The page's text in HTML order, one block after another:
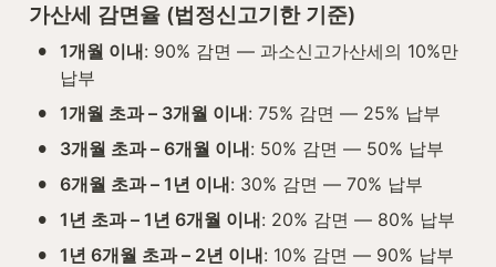
가산세 감면율 (법정신고기한 기준)
• 1개월 이내: 90% 감면 — 과소신고가산세의 10%만
납부
• 1개월 초과 – 3개월 이내: 75% 감면 — 25% 납부
• 3개월 초과 – 6개월 이내: 50% 감면 — 50% 납부
• 6개월 초과 – 1년 이내: 30% 감면 — 70% 납부
• 1년 초과 – 1년 6개월 이내: 20% 감면 — 80% 납부
• 1년 6개월 초과 – 2년 이내: 10% 감면 — 90% 납부